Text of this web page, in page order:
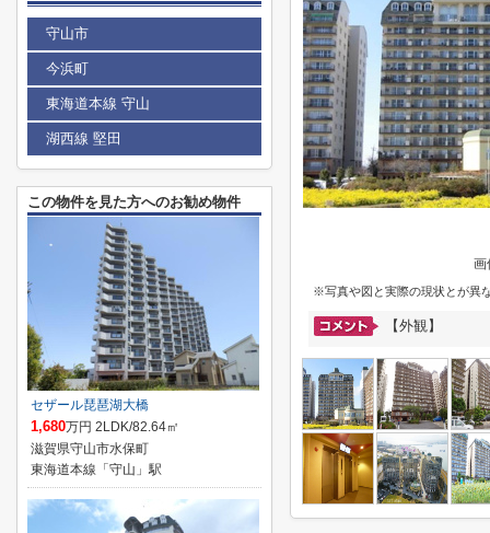
画
※写真や図と実際の現状とが異
【外観】
守山市
今浜町
東海道本線 守山
湖西線 堅田
この物件を見た方へのお勧め物件
セザール琵琶湖大橋
1,680万円 2LDK/82.64㎡
滋賀県守山市水保町
東海道本線「守山」駅